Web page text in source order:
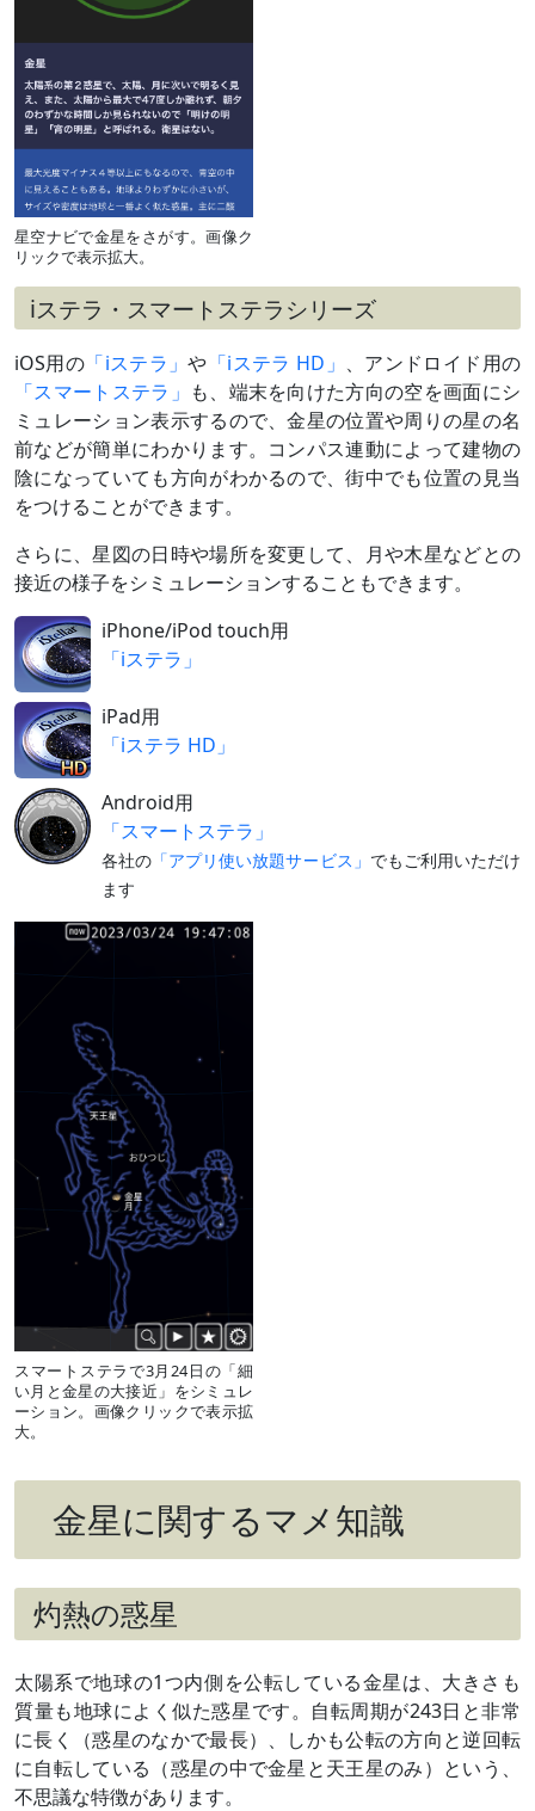
～中旬
かに座の
散開星団
セペ星団
と大接近
（›› 解説）
最接近13日ごろ
（月齢3）
とやや離
れて並ぶ
6月22日
細い月
4）、火星
と接近
6月中旬
～7月中旬
火星と接
近
（›› 解説）
夕方～宵
最接近7月1日ごろ
7月10日 最大光度
-4.5等級
※データ出典：『Astronomical
Almanac』（他の出典と日付や等級が異
なる場合があります／国立天文台では7
7月上旬
～下旬
しし座の1
等星
と接近
（›› 解説）
夕方～宵
最接近16日ごろ
7月20日
（月齢3）
と並ぶ
（›› 解説）
7月21日
う）
7月下旬
水星と並
ぶ
夕方
最接近27日ごろ
内合
日付は赤道座標系（黄道座標系では13
星空ナビで金星をさがす。画像ク
リックで表示拡大。
iステラ・スマートステラシリーズ
iOS用の 「iステラ」や 「iステラ HD」 、アンドロイド用の
「スマートステラ」 も、端末を向けた方向の空を画面にシ
ミュレーション表示するので、金星の位置や周りの星の名
前などが簡単にわかります。コンパス連動によって建物の
陰になっていても方向がわかるので、街中でも位置の見当
をつけることができます。
さらに、星図の日時や場所を変更して、月や木星などとの
接近の様子をシミュレーションすることもできます。
iPhone/iPod touch用
「iステラ」
iPad用
「iステラ HD」
Android用
「スマートステラ」
各社の 「アプリ使い放題サービス」 でもご利用いただけ
ます
スマートステラで3月24日の「細
い月と金星の大接近」をシミュレ
ーション。画像クリックで表示拡
大。
金星に関するマメ知識
灼熱の惑星
太陽系で地球の1つ内側を公転している金星は、大きさも
質量も地球によく似た惑星です。自転周期が243日と非常
に長く（惑星のなかで最長）、しかも公転の方向と逆回転
に自転している（惑星の中で金星と天王星のみ）という、
不思議な特徴があります。